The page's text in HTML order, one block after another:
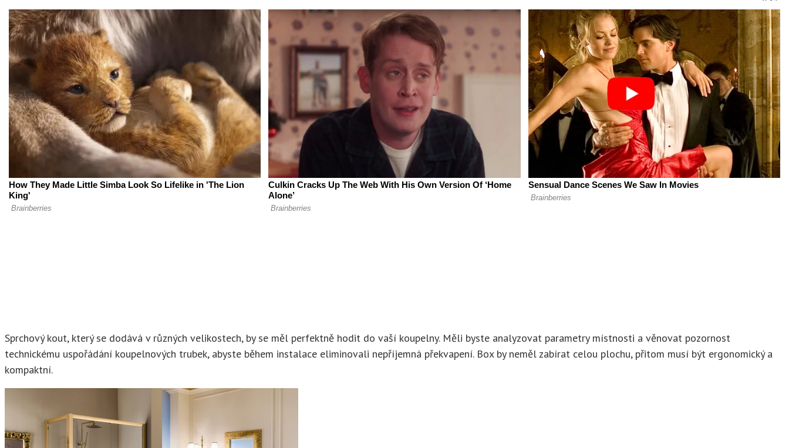
Sprchový kout, který se dodává v různých velikostech, by se měl perfektně hodit do vaší koupelny. Měli byste analyzovat parametry místnosti a věnovat pozornost
technickému uspořádání koupelnových trubek, abyste během instalace eliminovali nepříjemná překvapení. Box by neměl zabírat celou plochu, přitom musí být ergonomický a
kompaktní.